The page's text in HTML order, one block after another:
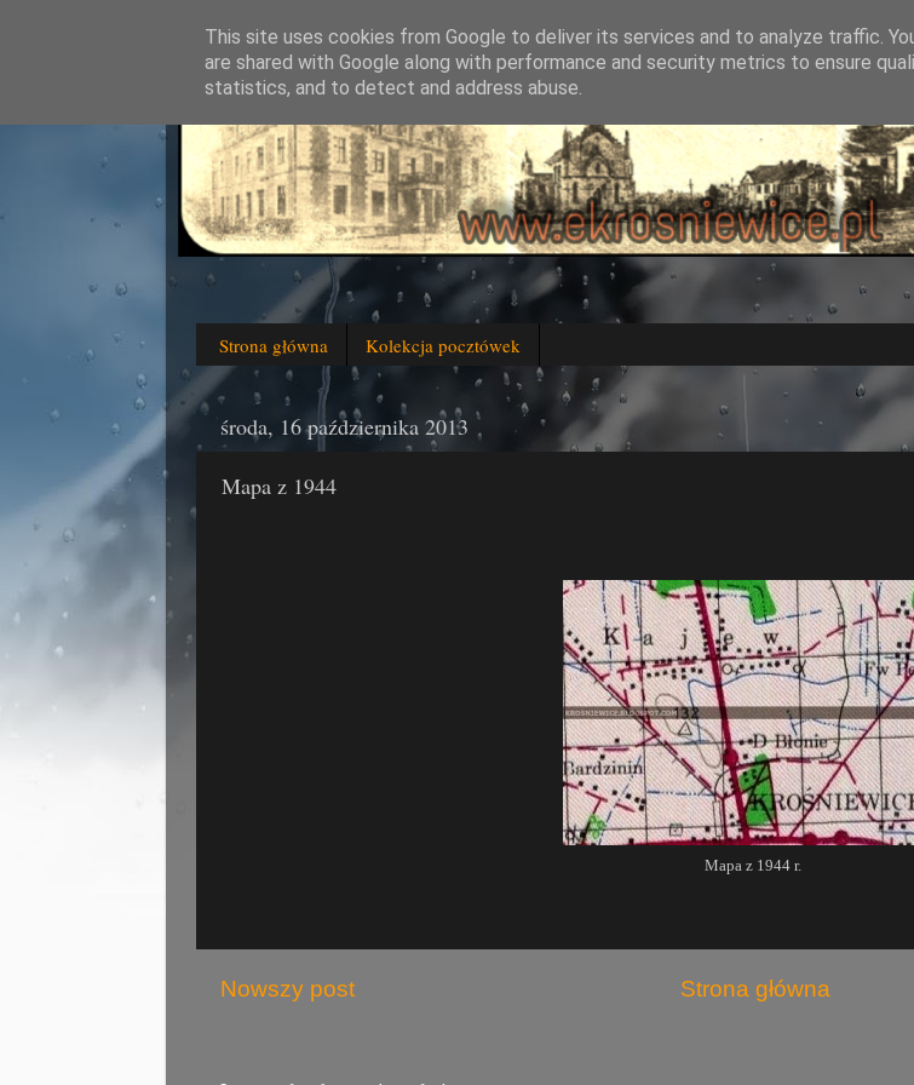
Strona główna Kolekcja pocztówek
środa, 16 października 2013
Mapa z 1944
Mapa z 1944 r.
Nowszy post Strona główna
This site uses cookies from Google to deliver its services and to analyze traffic.
are shared with Google along with performance and security metrics to ensure
statistics, and to detect and address abuse.